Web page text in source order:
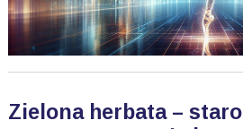
Zielona herbata –